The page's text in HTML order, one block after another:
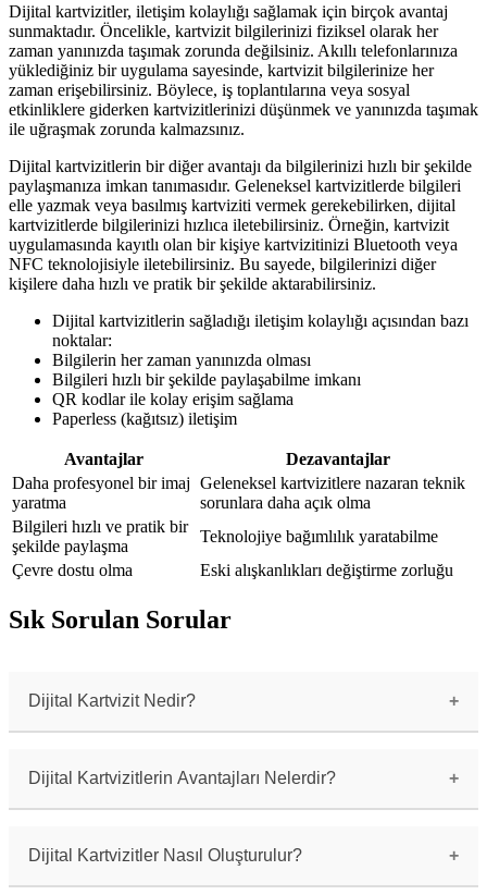
Dijital kartvizitler, iletişim kolaylığı sağlamak için birçok avantaj
sunmaktadır. Öncelikle, kartvizit bilgilerinizi fiziksel olarak her
zaman yanınızda taşımak zorunda değilsiniz. Akıllı telefonlarınıza
yüklediğiniz bir uygulama sayesinde, kartvizit bilgilerinize her
zaman erişebilirsiniz. Böylece, iş toplantılarına veya sosyal
etkinliklere giderken kartvizitlerinizi düşünmek ve yanınızda taşımak
ile uğraşmak zorunda kalmazsınız.
Dijital kartvizitlerin bir diğer avantajı da bilgilerinizi hızlı bir şekilde
paylaşmanıza imkan tanımasıdır. Geleneksel kartvizitlerde bilgileri
elle yazmak veya basılmış kartviziti vermek gerekebilirken, dijital
kartvizitlerde bilgilerinizi hızlıca iletebilirsiniz. Örneğin, kartvizit
uygulamasında kayıtlı olan bir kişiye kartvizitinizi Bluetooth veya
NFC teknolojisiyle iletebilirsiniz. Bu sayede, bilgilerinizi diğer
kişilere daha hızlı ve pratik bir şekilde aktarabilirsiniz.
Dijital kartvizitlerin sağladığı iletişim kolaylığı açısından bazı
noktalar:
Bilgilerin her zaman yanınızda olması
Bilgileri hızlı bir şekilde paylaşabilme imkanı
QR kodlar ile kolay erişim sağlama
Paperless (kağıtsız) iletişim
Avantajlar
Dezavantajlar
Daha profesyonel bir imaj
yaratma
Geleneksel kartvizitlere nazaran teknik
sorunlara daha açık olma
Bilgileri hızlı ve pratik bir
şekilde paylaşma
Teknolojiye bağımlılık yaratabilme
Çevre dostu olma
Eski alışkanlıkları değiştirme zorluğu
Sık Sorulan Sorular
Dijital Kartvizit Nedir?
olarak tanımlanabilir. İş iletişiminde kullanılan
kartvizit bilgileri, dijital olarak kaydedilip
paylaşılabilir.
Dijital Kartvizitlerin Avantajları Nelerdir?
sağlar.\n2. Sınırsız miktarda bilgi
içerebilir.\n3. Kolayca paylaşılabilir ve
güncellenebilir.\n4. Çevre dostudur.
Dijital Kartvizitler Nasıl Oluşturulur?